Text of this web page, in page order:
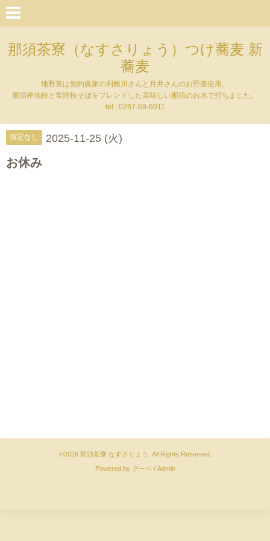
那須茶寮（なすさりょう）つけ蕎麦 新
蕎麦
地野菜は契約農家の利根川さんと月井さんのお野菜使用。
那須産地粉と常陸秋そばをブレンドした美味しい那須のお水で打ちました。
tel : 0287-69-6011
指定なし 2025-11-25 (火)
お休み
©2026 那須茶寮 なすさりょう
. All Rights Reserved.
Powered by グーペ/ Admin